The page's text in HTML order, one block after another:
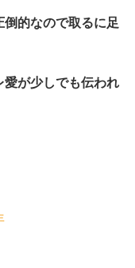
的なので取るに足
愛が少しでも伝われ